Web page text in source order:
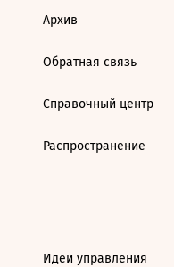
Архив
Обратная связь
Справочный центр
Распространение
Идеи управления